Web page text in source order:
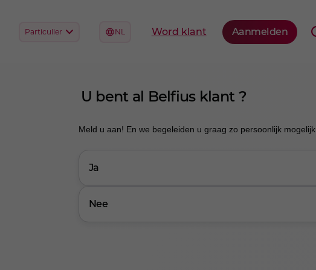
U bent al Belfius klant ?
Meld u aan! En we begeleiden u graag zo persoonlijk mogelijk.